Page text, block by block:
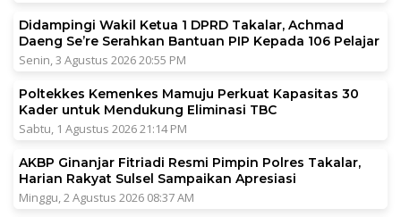
Didampingi Wakil Ketua 1 DPRD Takalar, Achmad
Daeng Se’re Serahkan Bantuan PIP Kepada 106 Pelajar
Senin, 3 Agustus 2026 20:55 PM
Poltekkes Kemenkes Mamuju Perkuat Kapasitas 30
Kader untuk Mendukung Eliminasi TBC
Sabtu, 1 Agustus 2026 21:14 PM
AKBP Ginanjar Fitriadi Resmi Pimpin Polres Takalar,
Harian Rakyat Sulsel Sampaikan Apresiasi
Minggu, 2 Agustus 2026 08:37 AM